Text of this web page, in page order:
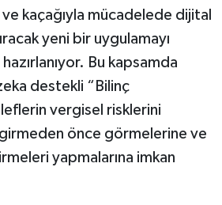
kaçağıyla mücadelede dijital
yeni bir uygulamayı
Bu kapsamda
destekli “Bilinç
vergisel risklerini
önce görmelerine ve
yapmalarına imkan
Sahiplendirme